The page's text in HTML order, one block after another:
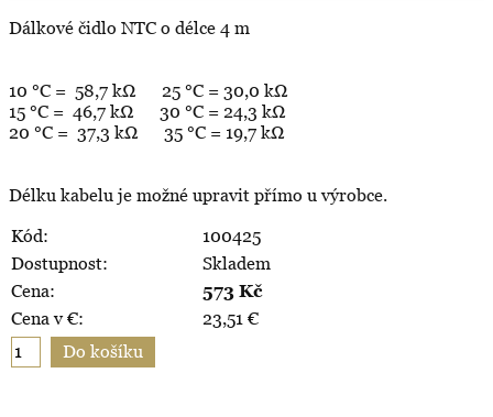
Dálkové čidlo NTC o délce 4 m
10 °C = 58,7 kΩ 25 °C = 30,0 kΩ
15 °C = 46,7 kΩ 30 °C = 24,3 kΩ
20 °C = 37,3 kΩ 35 °C = 19,7 kΩ
Délku kabelu je možné upravit přímo u výrobce.
Kód:
100425
Dostupnost:
Skladem
Cena:
573 Kč
Cena v €:
23,51 €